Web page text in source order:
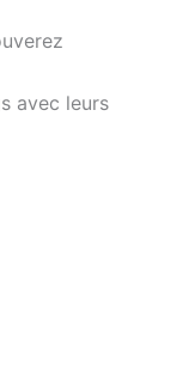
avec leurs